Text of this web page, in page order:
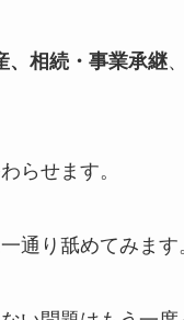
相続・事業承継、
らせます。
通り舐めてみます